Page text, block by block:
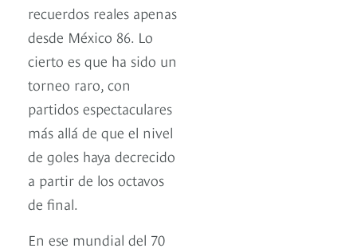
recuerdos reales apenas
desde México 86. Lo
cierto es que ha sido un
torneo raro, con
partidos espectaculares
más allá de que el nivel
de goles haya decrecido
a partir de los octavos
de final.
En ese mundial del 70